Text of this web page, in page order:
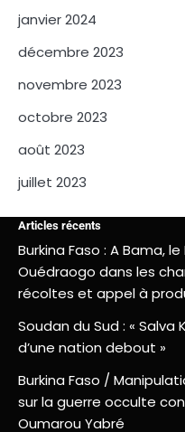
janvier 2024
décembre 2023
novembre 2023
octobre 2023
août 2023
juillet 2023
Articles récents
Burkina Faso : A Bama,
Ouédraogo dans les
récoltes et appel à
Soudan du Sud : « Salva
d’une nation debout »
Burkina Faso /
sur la guerre occulte
Oumarou Yabré